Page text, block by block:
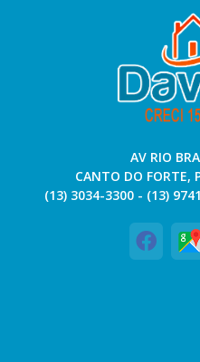
AV RIO
CANTO DO FORTE,
(13) 3034-3300 - (13)